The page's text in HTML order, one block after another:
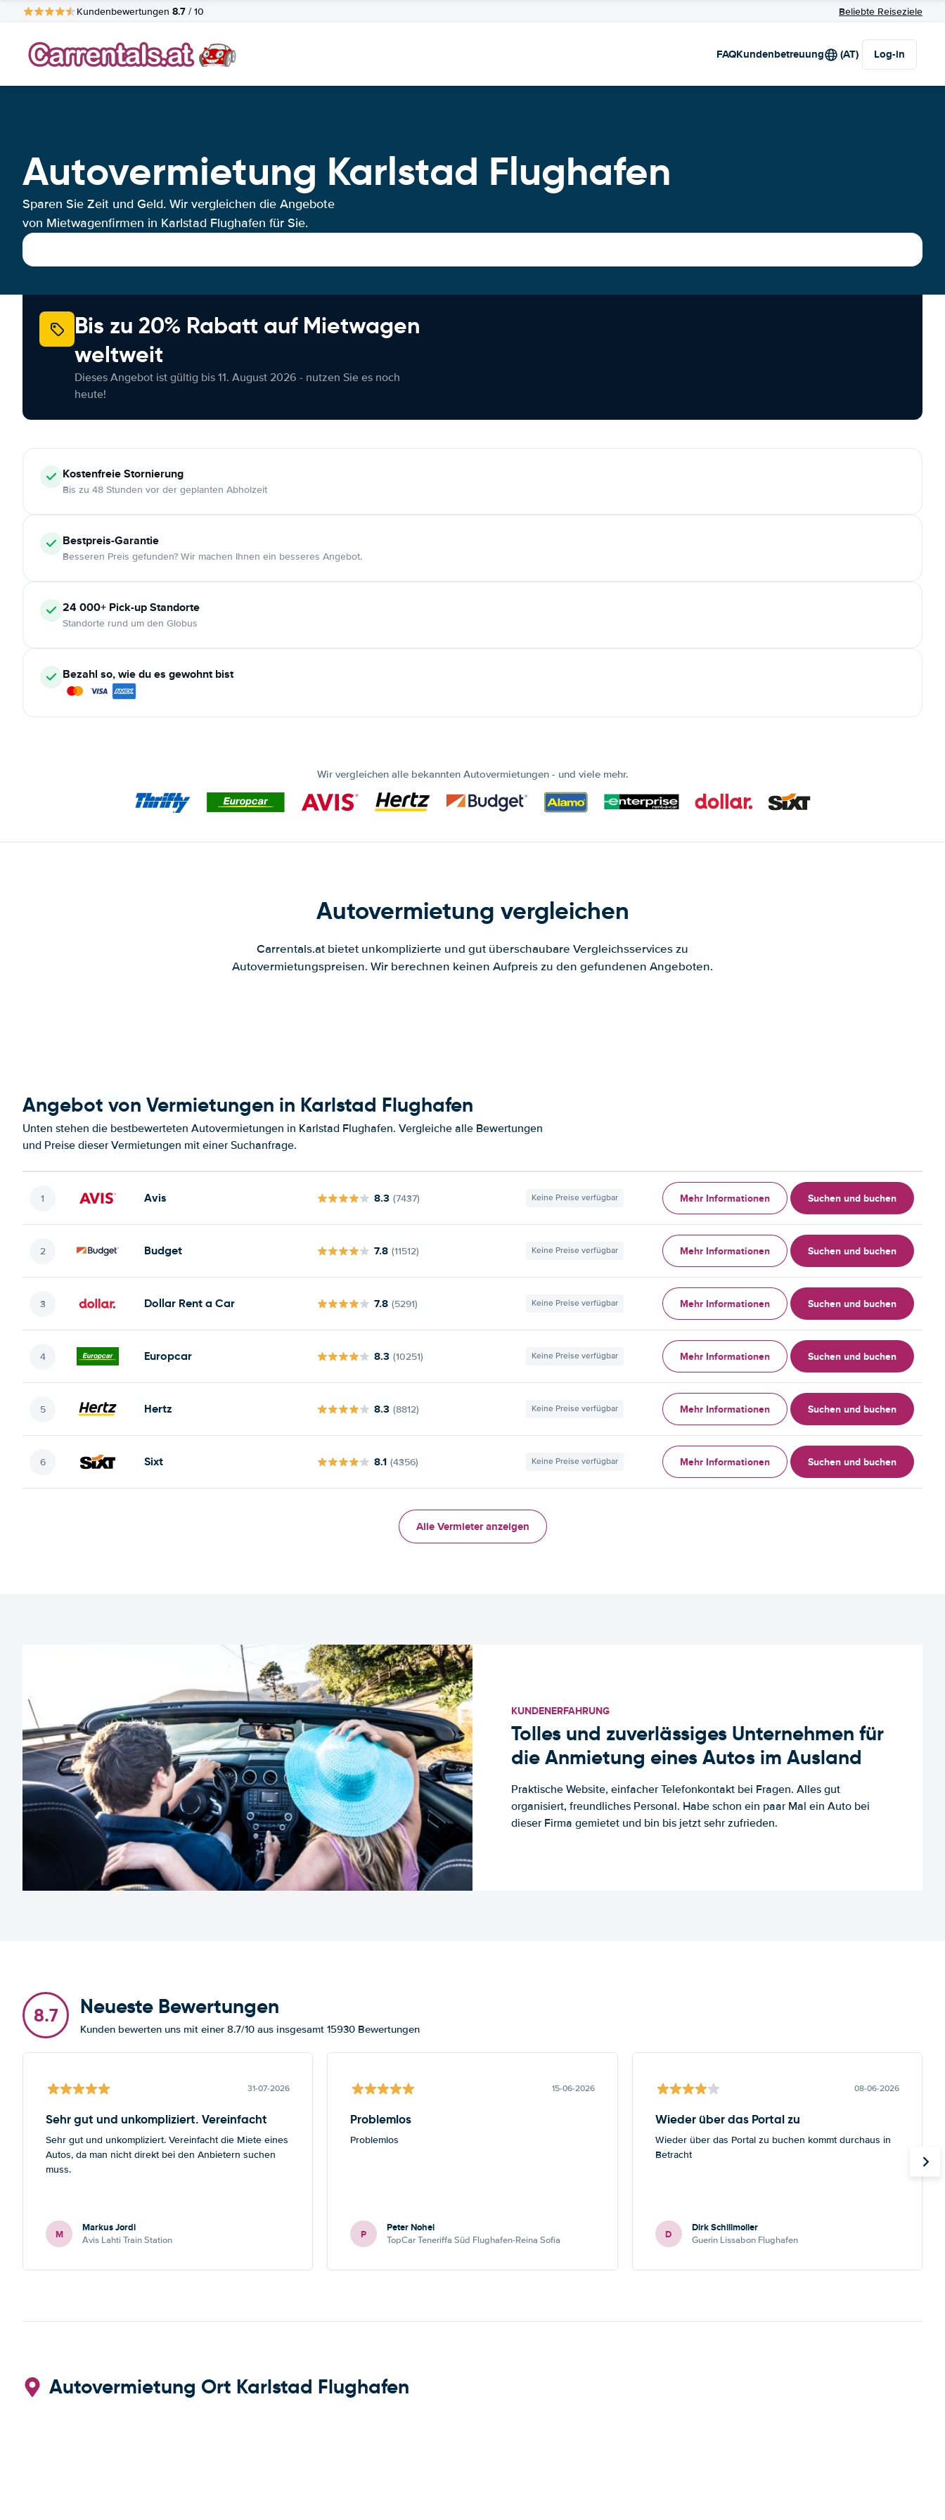
Kundenbewertungen 8.7 / 10 Beliebte Reiseziele
FAQKundenbetreuung (AT) Log-in
Autovermietung Karlstad Flughafen
Sparen Sie Zeit und Geld. Wir vergleichen die Angebote
von Mietwagenfirmen in Karlstad Flughafen für Sie.
Bis zu 20% Rabatt auf Mietwagen
weltweit
Dieses Angebot ist gültig bis 11. August 2026 - nutzen Sie es noch
heute!
KostenfreieStornierung
Bis zu 48 Stunden vor der geplanten Abholzeit
Bestpreis-Garantie
Besseren Preis gefunden? Wir machen Ihnen ein besseres Angebot.
24 000+ Pick-up Standorte
Standorte rund um den Globus
Bezahl so, wie du es gewohnt bist
Wir vergleichen alle bekannten Autovermietungen - und viele mehr.
Autovermietung vergleichen
Carrentals.at bietet unkomplizierte und gut überschaubare Vergleichsservices zu
Autovermietungspreisen. Wir berechnen keinen Aufpreis zu den gefundenen Angeboten.
Angebot von Vermietungen in Karlstad Flughafen
Unten stehen die bestbewerteten Autovermietungen in Karlstad Flughafen. Vergleiche alle Bewertungen
und Preise dieser Vermietungen mit einer Suchanfrage.
Avis 8.3 (7437) Keine Preise verfügbar Mehr Informationen Suchen und buchen
Budget 7.8 (11512) Keine Preise verfügbar Mehr Informationen Suchen und buchen
Dollar Rent a Car 7.8 (5291) Keine Preise verfügbar Mehr Informationen Suchen und buchen
Europcar 8.3 (10251) Keine Preise verfügbar Mehr Informationen Suchen und buchen
Hertz 8.3 (8812) Keine Preise verfügbar Mehr Informationen Suchen und buchen
Sixt 8.1 (4356) Keine Preise verfügbar Mehr Informationen Suchen und buchen
Alle Vermieter anzeigen
KUNDENERFAHRUNG
Tolles und zuverlässiges Unternehmen für
die Anmietung eines Autos im Ausland
Praktische Website, einfacher Telefonkontakt bei Fragen. Alles gut
organisiert, freundliches Personal. Habe schon ein paar Mal ein Auto bei
dieser Firma gemietet und bin bis jetzt sehr zufrieden.
8.7 Neueste Bewertungen
Kunden bewerten uns mit einer 8.7/10 aus insgesamt 15930 Bewertungen
31-07-2026
Sehr gut und unkompliziert. Vereinfacht
Sehr gut und unkompliziert. Vereinfacht die Miete eines
Autos, da man nicht direkt bei den Anbietern suchen
muss.
M Markus Jordi
Avis Lahti Train Station
15-06-2026
Problemlos
Problemlos
P Peter Nohel
TopCar Teneriffa Süd Flughafen-Reina Sofia
08-06-2026
Wieder über das Portal zu
Wieder über das Portal zu buchen kommt durchaus in
Betracht
D Dirk Schillmoller
Guerin Lissabon Flughafen
Autovermietung Ort Karlstad Flughafen